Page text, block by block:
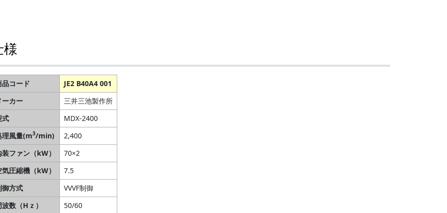
様
品コード
JE2 B40A4 001
ーカー
三井三池製作所
式
MDX-2400
理風量(m3/min)
2,400
装ファン（kW）
70×2
気圧縮機（kW）
7.5
御方式
VVVF制御
数（Hｚ）
50/60